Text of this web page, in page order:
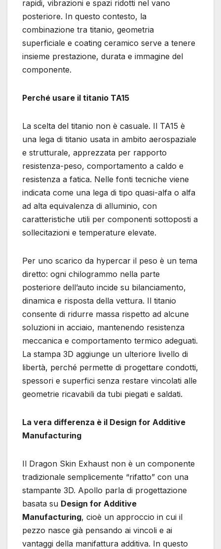
rapidi, vibrazioni e spazi ridotti nel vano
posteriore. In questo contesto, la
combinazione tra titanio, geometria
superficiale e coating ceramico serve a tenere
insieme prestazione, durata e immagine del
componente.
Perché usare il titanio TA15
La scelta del titanio non è casuale. Il TA15 è
una lega di titanio usata in ambito aerospaziale
e strutturale, apprezzata per rapporto
resistenza-peso, comportamento a caldo e
resistenza a fatica. Nelle fonti tecniche viene
indicata come una lega di tipo quasi-alfa o alfa
ad alta equivalenza di alluminio, con
caratteristiche utili per componenti sottoposti a
sollecitazioni e temperature elevate.
Per uno scarico da hypercar il peso è un tema
diretto: ogni chilogrammo nella parte
posteriore dell’auto incide su bilanciamento,
dinamica e risposta della vettura. Il titanio
consente di ridurre massa rispetto ad alcune
soluzioni in acciaio, mantenendo resistenza
meccanica e comportamento termico adeguati.
La stampa 3D aggiunge un ulteriore livello di
libertà, perché permette di progettare condotti,
spessori e superfici senza restare vincolati alle
geometrie ricavabili da tubi piegati e saldati.
La vera differenza è il Design for Additive
Manufacturing
Il Dragon Skin Exhaust non è un componente
tradizionale semplicemente “rifatto” con una
stampante 3D. Apollo parla di progettazione
basata su Design for Additive
Manufacturing, cioè un approccio in cui il
pezzo nasce già pensando ai vincoli e ai
vantaggi della manifattura additiva. In questo